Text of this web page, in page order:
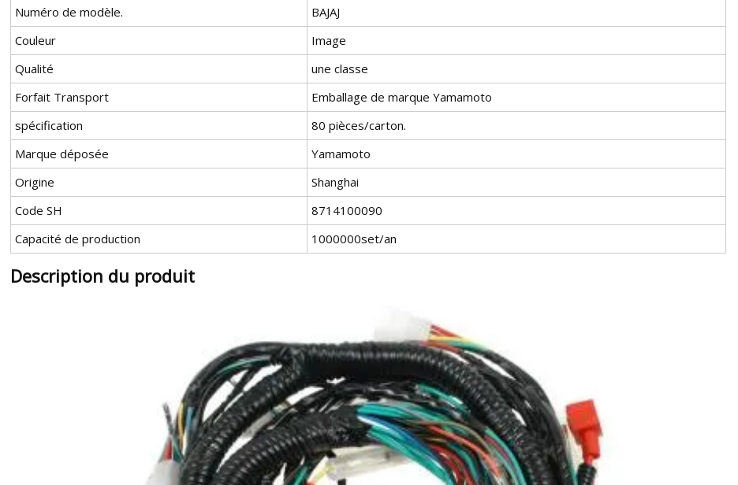
Numéro de modèle.
BAJAJ
Couleur
Image
Qualité
une classe
Forfait Transport
Emballage de marque Yamamoto
spécification
80 pièces/carton.
Marque déposée
Yamamoto
Origine
Shanghai
Code SH
8714100090
Capacité de production
1000000set/an
Description du produit